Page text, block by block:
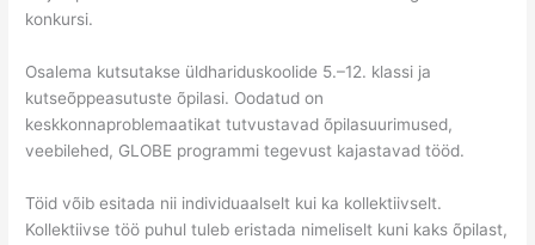
konkursi.
Osalema kutsutakse üldhariduskoolide 5.–12. klassi ja
kutseõppeasutuste õpilasi. Oodatud on
keskkonnaproblemaatikat tutvustavad õpilasuurimused,
veebilehed, GLOBE programmi tegevust kajastavad tööd.
Töid võib esitada nii individuaalselt kui ka kollektiivselt.
Kollektiivse töö puhul tuleb eristada nimeliselt kuni kaks õpilast,